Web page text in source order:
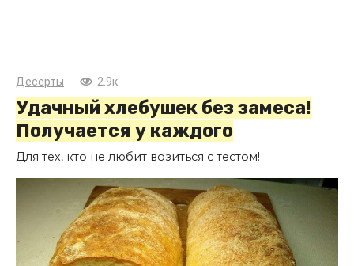
Десерты 2.9к.
Удачный хлебушек без замеса!
Получается у каждого
Для тех, кто не любит возиться с тестом!